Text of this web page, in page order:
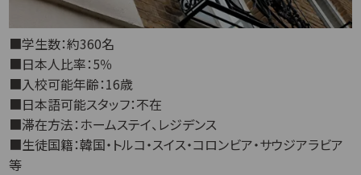
■学生数：約360名
■日本人比率：5％
■入校可能年齢：16歳
■日本語可能スタッフ：不在
■滞在方法：ホームステイ、レジデンス
■生徒国籍：韓国・トルコ・スイス・コロンビア・サウジアラビア
等